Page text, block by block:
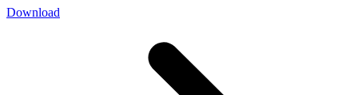
Download